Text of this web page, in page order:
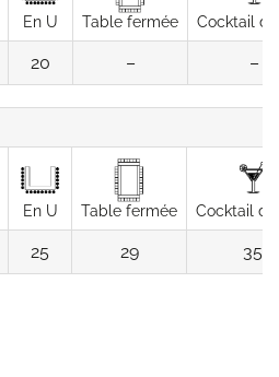
En U Table fermée Cocktail
20 – –
En U Table fermée Cocktail
25 29 35